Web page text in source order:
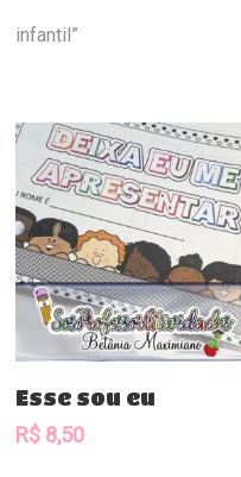
infantil”
Esse sou eu
R$ 8,50